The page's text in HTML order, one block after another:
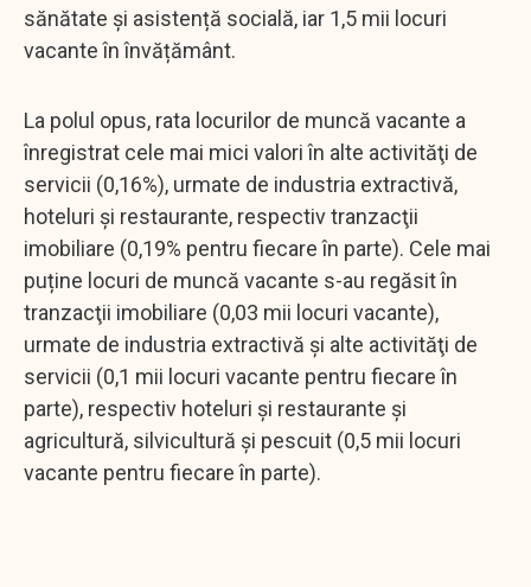
sănătate și asistență socială, iar 1,5 mii locuri
vacante în învățământ.
La polul opus, rata locurilor de muncă vacante a
înregistrat cele mai mici valori în alte activităţi de
servicii (0,16%), urmate de industria extractivă,
hoteluri şi restaurante, respectiv tranzacţii
imobiliare (0,19% pentru fiecare în parte). Cele mai
puține locuri de muncă vacante s-au regăsit în
tranzacţii imobiliare (0,03 mii locuri vacante),
urmate de industria extractivă şi alte activităţi de
servicii (0,1 mii locuri vacante pentru fiecare în
parte), respectiv hoteluri şi restaurante și
agricultură, silvicultură şi pescuit (0,5 mii locuri
vacante pentru fiecare în parte).